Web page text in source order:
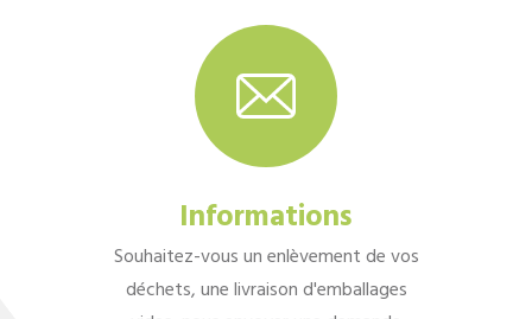
Informations
Souhaitez-vous un enlèvement de vos
déchets, une livraison d'emballages